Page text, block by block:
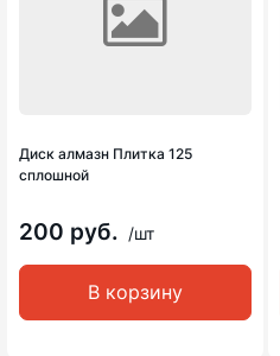
Диск алмазн Плитка 125
сплошной
200 руб. /шт
В корзину